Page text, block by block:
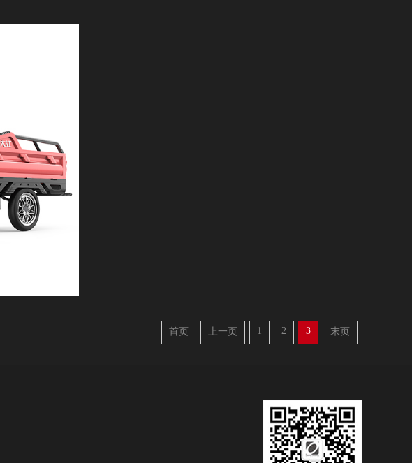
首页 上一页 1 2 3 末页